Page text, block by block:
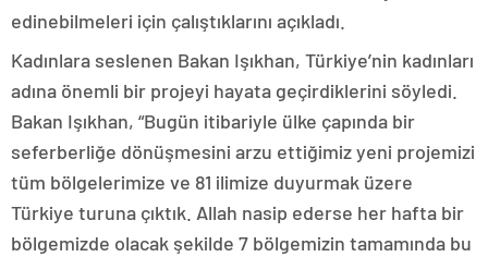
edinebilmeleri için çalıştıklarını açıkladı.
Kadınlara seslenen Bakan Işıkhan, Türkiye’nin kadınları
adına önemli bir projeyi hayata geçirdiklerini söyledi.
Bakan Işıkhan, “Bugün itibariyle ülke çapında bir
seferberliğe dönüşmesini arzu ettiğimiz yeni projemizi
tüm bölgelerimize ve 81 ilimize duyurmak üzere
Türkiye turuna çıktık. Allah nasip ederse her hafta bir
bölgemizde olacak şekilde 7 bölgemizin tamamında bu